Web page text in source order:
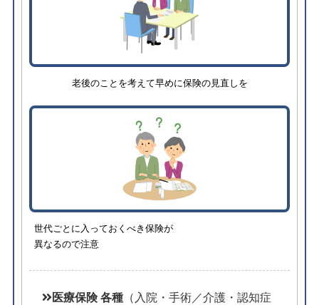
老後のことを考えて早めに保険の見直しを
世代ごとに入っておくべき保険が
異なるので注意
医療保険 各種 （入院・手術／介護・認知症